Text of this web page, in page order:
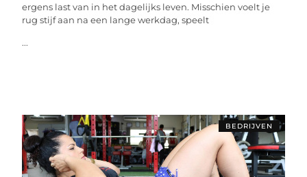
ergens last van in het dagelijks leven. Misschien voelt je
rug stijf aan na een lange werkdag, speelt
...
BEDRIJVEN